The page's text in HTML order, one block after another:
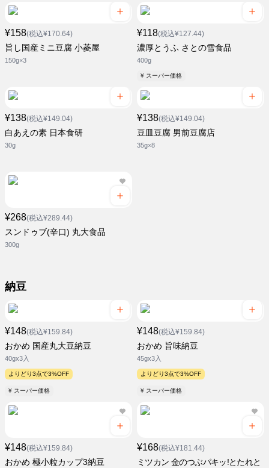
¥158(税込¥170.64)
旨し国産ミニ豆腐 小菱屋
150g×3
¥118(税込¥127.44)
濃厚とうふ さとの雪食品
400g
¥ スーパー価格
¥138(税込¥149.04)
白あえの素 日本食研
30g
¥138(税込¥149.04)
豆皿豆腐 男前豆腐店
35g×8
¥268(税込¥289.44)
スンドゥブ(辛口) 丸大食品
300g
納豆
¥148(税込¥159.84)
おかめ 国産丸大豆納豆
40gx3入
よりどり3点で3%OFF
¥ スーパー価格
¥148(税込¥159.84)
おかめ 旨味納豆
45gx3入
よりどり3点で3%OFF
¥ スーパー価格
¥148(税込¥159.84)
おかめ 極小粒カップ3納豆
¥168(税込¥181.44)
ミツカン 金のつぶパキッ!とたれと